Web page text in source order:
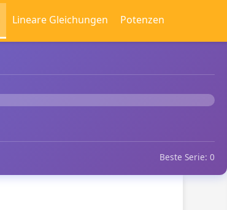
Lineare Gleichungen Potenzen
Beste Serie: 0